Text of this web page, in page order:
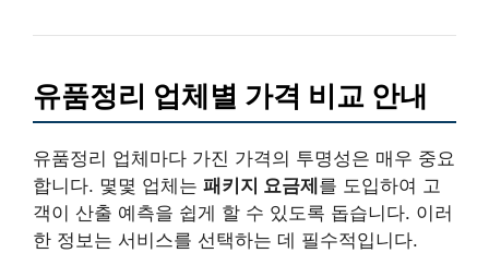
유품정리 업체별 가격 비교 안내
유품정리 업체마다 가진 가격의 투명성은 매우 중요
합니다. 몇몇 업체는 패키지 요금제 를 도입하여 고
객이 산출 예측을 쉽게 할 수 있도록 돕습니다. 이러
한 정보는 서비스를 선택하는 데 필수적입니다.